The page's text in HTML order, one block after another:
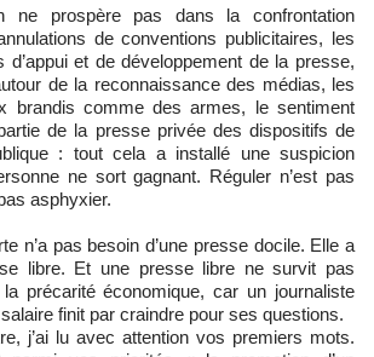
ne prospère pas dans la confrontation
de conventions publicitaires, les
d’appui et de développement de la presse,
de la reconnaissance des médias, les
brandis comme des armes, le sentiment
partie de la presse privée des dispositifs de
: tout cela a installé une suspicion
ne sort gagnant. Réguler n’est pas
asphyxier.
n’a pas besoin d’une presse docile. Elle a
libre. Et une presse libre ne survit pas
précarité économique, car un journaliste
finit par craindre pour ses questions.
j’ai lu avec attention vos premiers mots.